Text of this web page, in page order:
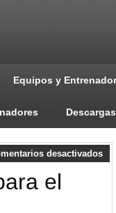
Equipos y
Descargas
desactivados
el